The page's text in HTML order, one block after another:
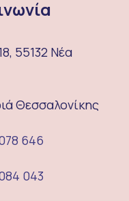
55132 Νέα
Θεσσαλονίκης
646
043